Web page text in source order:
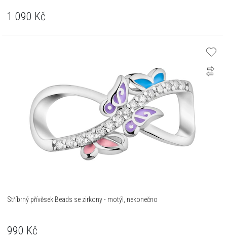
1 090 Kč
Stříbrný přívěsek Beads se zirkony - motýl, nekonečno
990 Kč